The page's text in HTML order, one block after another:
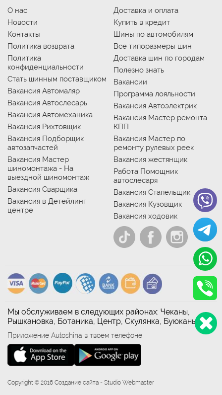
О нас
Новости
Контакты
Политика возврата
Политика
конфиденциальности
Стать шинным поставщиком
Вакансия Автомаляр
Вакансия Автослесарь
Вакансия Автомеханика
Вакансия Рихтовщик
Вакансия Подборщик
автозапчастей
Вакансия Мастер
шиномонтажа - На
выездной шиномонтаж
Вакансия Сварщика
Вакансия в Детейлинг
центре
Доставка и оплата
Купить в кредит
Шины по автомобилям
Все типоразмеры шин
Доставка шин по городам
Полезно знать
Вакансии
Программа лояльности
Вакансия Автоэлектрик
Вакансия Мастер ремонта
КПП
Вакансия Мастер по
ремонту рулевых реек
Вакансия жестянщик
Работа Помощник
автослесаря
Вакансия Стапельщик
Вакансия Кузовщик
Вакансия ходовик
Мы обслуживаем в следующих районах: Чеканы,
Рышкановка, Ботаника, Центр, Скулянка, Буюканы
Приложение Autoshina в твоем телефоне
Copyright © 2016 Создание сайта - Studio Webmaster